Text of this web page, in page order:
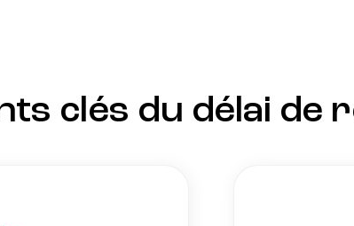
clés du délai de